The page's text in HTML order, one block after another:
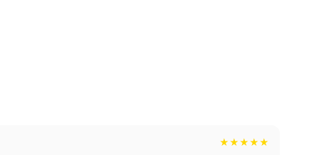
★★★★★